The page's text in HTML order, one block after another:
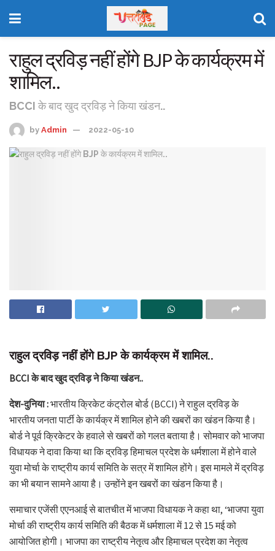
राहुल द्रविड़ नहीं होंगे BJP के कार्यक्रम में
शामिल..
BCCI के बाद खुद द्रविड़ ने किया खंडन..
by Admin 2022-05-10
राहुल द्रविड़ नहीं होंगे BJP के कार्यक्रम में शामिल..
BCCI के बाद खुद द्रविड़ ने किया खंडन..
देश-दुनिया :भारतीय क्रिकेट कंट्रोल बोर्ड (BCCI) ने राहुल द्रविड़ के
भारतीय जनता पार्टी के कार्यक्र में शामिल होने की खबरों का खंडन किया है।
बोर्ड ने पूर्व क्रिकेटर के हवाले से खबरों को गलत बताया है। सोमवार को भाजपा
विधायक ने दावा किया था कि द्रविड़ हिमाचल प्रदेश के धर्मशाला में होने वाले
युवा मोर्चा के राष्ट्रीय कार्य समिति के सत्र में शामिल होंगे। इस मामले में द्रविड़
का भी बयान सामने आया है। उन्होंने इन खबरों का खंडन किया है।
समाचार एजेंसी एएनआई से बातचीत में भाजपा विधायक ने कहा था, ‘भाजपा युवा
मोर्चा की राष्ट्रीय कार्य समिति की बैठक में धर्मशाला में 12 से 15 मई को
आयोजित होगी। भाजपा का राष्ट्रीय नेतृत्व और हिमाचल प्रदेश का नेतृत्व